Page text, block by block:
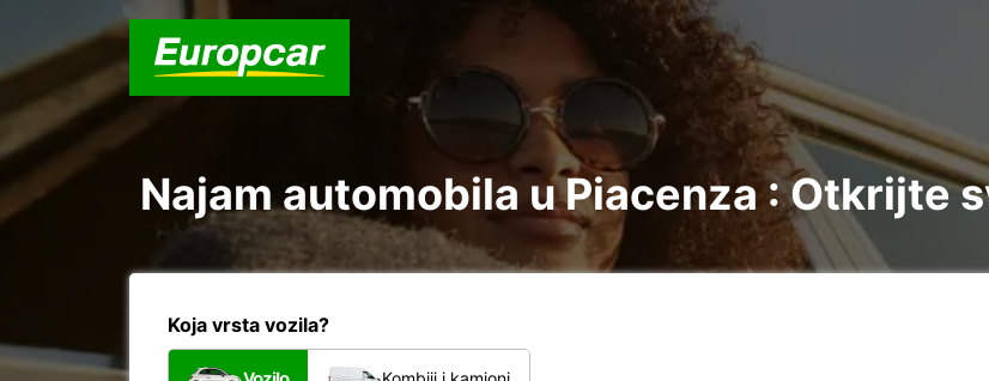
Najam automobila u Piacenza : Otkrijte
Koja vrsta vozila?